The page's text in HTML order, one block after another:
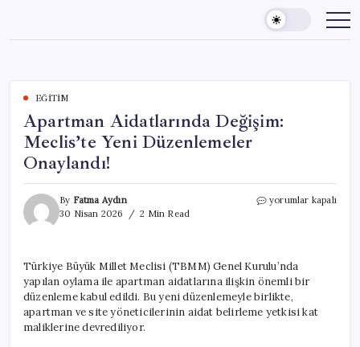
content
EĞITIM
Apartman Aidatlarında Değişim:
Meclis’te Yeni Düzenlemeler
Onaylandı!
By Fatma Aydın
30 Nisan 2026
2 Min Read
Apartman
Düzenlemeler
Onaylandı!
için
yorumlar kapalı
Türkiye Büyük Millet Meclisi (TBMM) Genel Kurulu’nda
yapılan oylama ile apartman aidatlarına ilişkin önemli bir
düzenleme kabul edildi. Bu yeni düzenlemeyle birlikte,
apartman ve site yöneticilerinin aidat belirleme yetkisi kat
maliklerine devrediliyor.